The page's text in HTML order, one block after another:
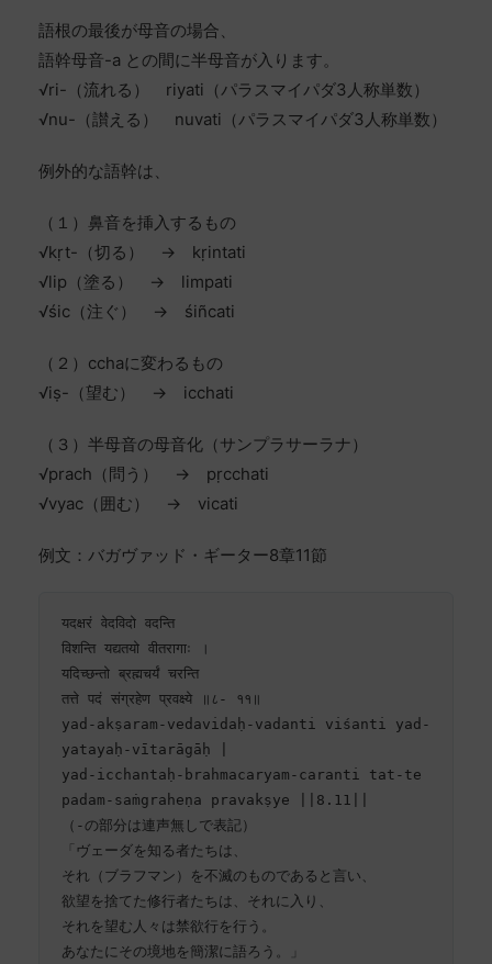
語根の最後が母音の場合、
語幹母音-a との間に半母音が入ります。
√ri-（流れる） riyati（パラスマイパダ3人称単数）
√nu-（讃える） nuvati（パラスマイパダ3人称単数）
例外的な語幹は、
（１）鼻音を挿入するもの
√kṛt-（切る） → kṛintati
√lip（塗る） → limpati
√śic（注ぐ） → śiñcati
（２）cchaに変わるもの
√iṣ-（望む） → icchati
（３）半母音の母音化（サンプラサーラナ）
√prach（問う） → pṛcchati
√vyac（囲む） → vicati
例文：バガヴァッド・ギーター8章11節
यदक्षरं वेदविदो वदन्ति
विशन्ति यद्यतयो वीतरागाः ।
यदिच्छन्तो ब्रह्मचर्यं चरन्ति
तत्ते पदं संग्रहेण प्रवक्ष्ये ॥८- ११॥
yad-akṣaram-vedavidaḥ-vadanti viśanti yad-
yatayaḥ-vītarāgāḥ |
yad-icchantaḥ-brahmacaryam-caranti tat-te
padam-saṁgraheṇa pravakṣye ||8.11||
（-の部分は連声無しで表記）
「ヴェーダを知る者たちは、
それ（ブラフマン）を不滅のものであると言い、
欲望を捨てた修行者たちは、それに入り、
それを望む人々は禁欲行を行う。
あなたにその境地を簡潔に語ろう。」